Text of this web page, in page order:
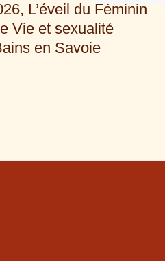
L’éveil du Féminin
Vie et sexualité
en Savoie